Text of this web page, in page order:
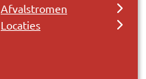
Afvalstromen
Locaties